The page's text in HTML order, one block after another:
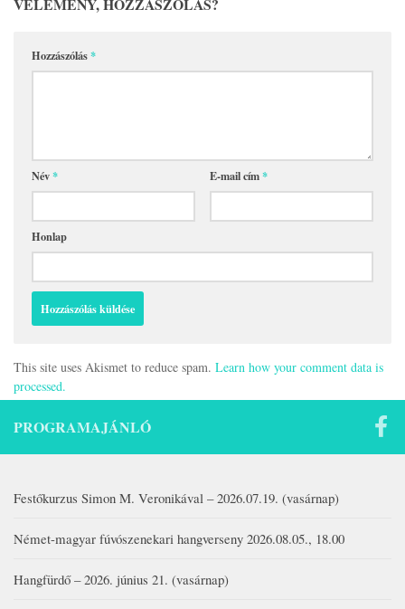
Hozzászólás*
Név* E-mail cím*
Honlap
This site uses Akismet to reduce spam. Learn how your comment data is
processed.
PROGRAMAJÁNLÓ
Festőkurzus Simon M. Veronikával – 2026.07.19. (vasárnap)
Német-magyar fúvószenekari hangverseny 2026.08.05., 18.00
Hangfürdő – 2026. június 21. (vasárnap)